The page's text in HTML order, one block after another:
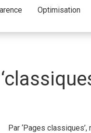
Optimisation
Par ‘Pages